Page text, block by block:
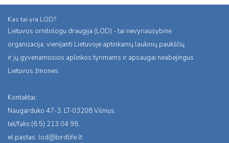
Kas tai yra LOD?
Lietuvos ornitologu draugija (LOD) - tai nevyriausybinė
organizacija, vienijanti Lietuvoje aptinkamų laukinių paukščių
ir jų gyvenamosios aplinkos tyrimams ir apsaugai neabejingus
Lietuvos žmones.
Kontaktai:
Naugarduko 47-3, LT-03208 Vilnius,
tel/faks:(8 5) 213 04 98,
el.pastas: lod@birdlife.lt